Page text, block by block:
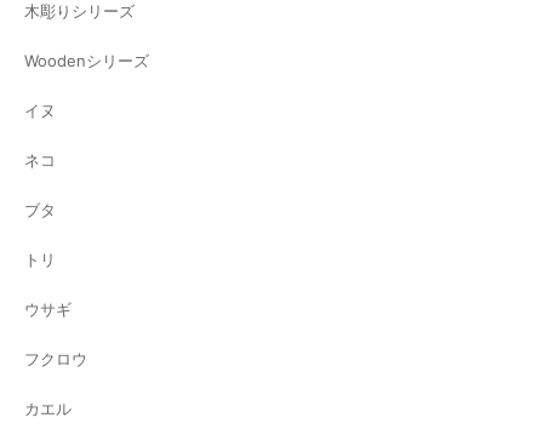
木彫りシリーズ
Woodenシリーズ
イヌ
ネコ
ブタ
トリ
ウサギ
フクロウ
カエル